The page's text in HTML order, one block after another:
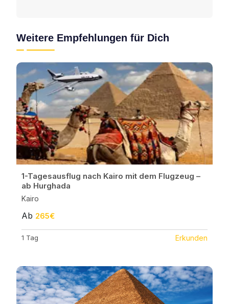
Weitere Empfehlungen für Dich
1-Tagesausflug nach Kairo mit dem Flugzeug –
ab Hurghada
Kairo
Ab 265€
1 Tag Erkunden